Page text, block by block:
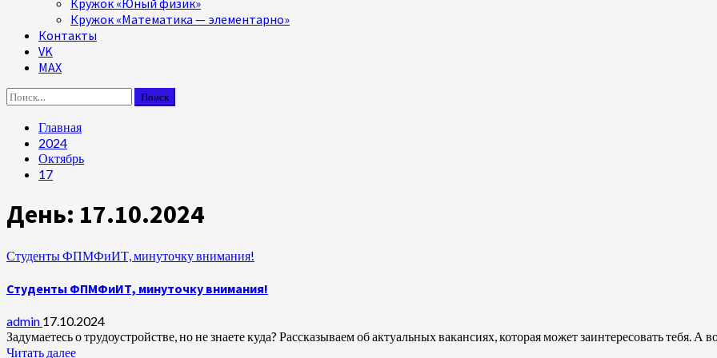
Кружок «Юный физик»
Кружок «Математика — элементарно»
Контакты
VK
MAX
Найти:
Главная
2024
Октябрь
17
День: 17.10.2024
Студенты ФПМФиИТ, минуточку внимания!
Студенты ФПМФиИТ, минуточку внимания!
admin 17.10.2024
Задумаетесь о трудоустройстве, но не знаете куда? Рассказываем об актуальных вакансиях, которая может заинтересовать тебя. А
Читать далее